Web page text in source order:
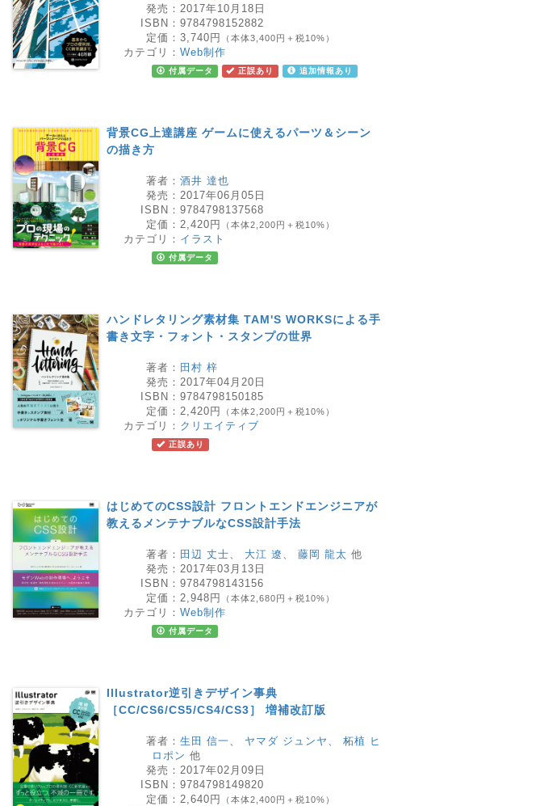
発売： 2017年10月18日
ISBN： 9784798152882
定価： 3,740円 （本体3,400円＋税10%）
カテゴリ： Web制作
付属データ 正誤あり 追加情報あり
背景CG上達講座 ゲームに使えるパーツ＆シーン
の描き方
著者： 酒井 達也
発売： 2017年06月05日
ISBN： 9784798137568
定価： 2,420円 （本体2,200円＋税10%）
カテゴリ： イラスト
付属データ
ハンドレタリング素材集 TAM'S WORKSによる手
書き文字・フォント・スタンプの世界
著者： 田村 梓
発売： 2017年04月20日
ISBN： 9784798150185
定価： 2,420円 （本体2,200円＋税10%）
カテゴリ： クリエイティブ
正誤あり
はじめてのCSS設計 フロントエンドエンジニアが
教えるメンテナブルなCSS設計手法
著者： 田辺 丈士、 大江 遼 、 藤岡 龍太 他
発売： 2017年03月13日
ISBN： 9784798143156
定価： 2,948円 （本体2,680円＋税10%）
カテゴリ： Web制作
付属データ
Illustrator逆引きデザイン事典
［CC/CS6/CS5/CS4/CS3］ 増補改訂版
著者： 生田 信一 、 ヤマダ ジュンヤ 、 柘植 ヒ
ロポン 他
発売： 2017年02月09日
ISBN： 9784798149820
定価： 2,640円 （本体2,400円＋税10%）